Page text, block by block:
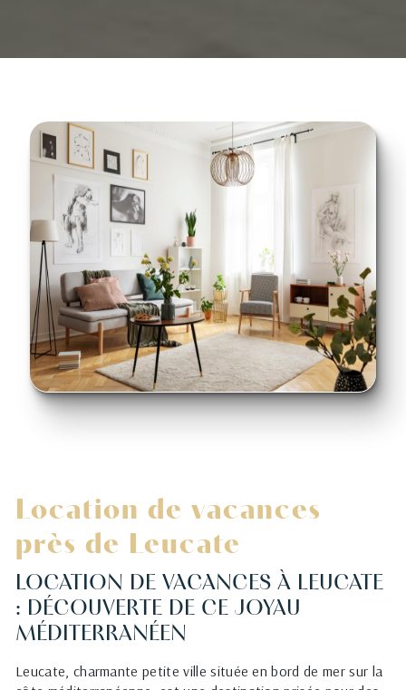
Location de vacances
près de Leucate
LOCATION DE VACANCES À LEUCATE
: DÉCOUVERTE DE CE JOYAU
MÉDITERRANÉEN
Leucate, charmante petite ville située en bord de mer sur la